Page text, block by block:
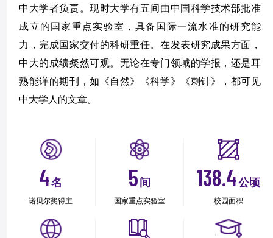
中大学者负责。现时大学有五间由中国科学技术部批准
成立的国家重点实验室，具备国际一流水准的研究能
力，完成国家交付的科研重任。在发表研究成果方面，
中大的成绩粲然可观。无论在专门领域的学报，还是耳
熟能详的期刊，如《自然》《科学》《刺针》，都可见
中大学人的文章。
4名
诺贝尔奖得主
5间
国家重点实验室
138.4公顷
校园面积